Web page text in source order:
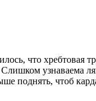
что хребтовая
узнаваема
поднять, чтоб